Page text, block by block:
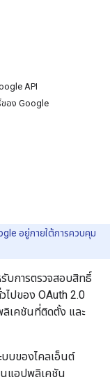
API
ของ Google
อยู่ภายใต้การควบคุม
รับการตรวจสอบสิทธิ์
ไปของ OAuth 2.0
ลิเคชันที่ติดตั้ง และ
บบของไคลเอ็นต์
แอปพลิเคชัน